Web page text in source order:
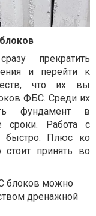
прекратить
и перейти к
что их вы
ФБС. Среди их
фундамент в
сроки. Работа с
быстро. Плюс ко
стоит принять во
блоков можно
дренажной